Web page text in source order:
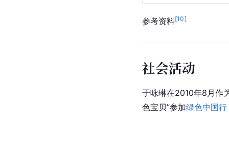
参考资料[10]
社会活动
于咏琳在2010年8月作
色宝贝”参加绿色中国行